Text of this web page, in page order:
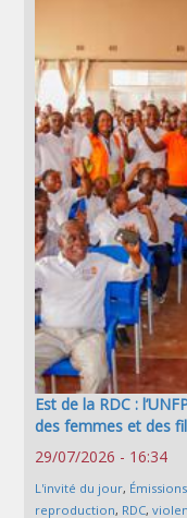
Est de la RDC :
des femmes et des
29/07/2026 - 16:34
L'invité du jour, Émissions
reproduction, RDC,